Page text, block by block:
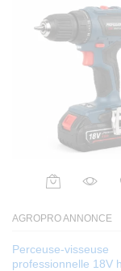
AGROPRO ANNONCE
Perceuse-visseuse
professionnelle 18V